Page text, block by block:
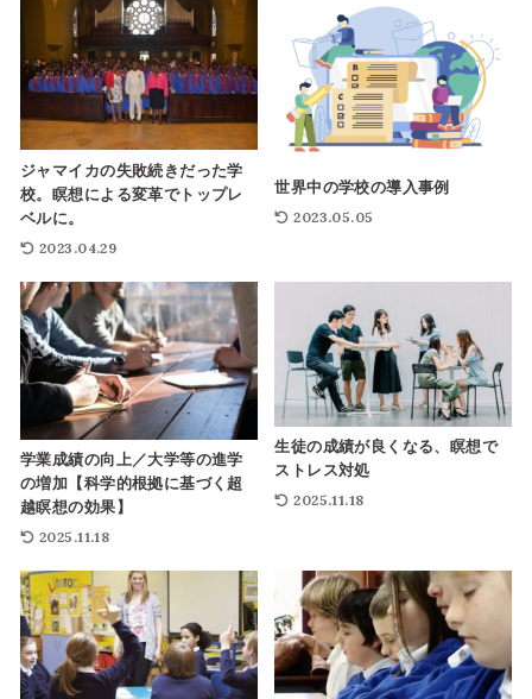
ジャマイカの失敗続きだった学
校。瞑想による変革でトップレ
ベルに。
2023.04.29
世界中の学校の導入事例
2023.05.05
学業成績の向上／大学等の進学
の増加【科学的根拠に基づく超
越瞑想の効果】
2025.11.18
生徒の成績が良くなる、瞑想で
ストレス対処
2025.11.18